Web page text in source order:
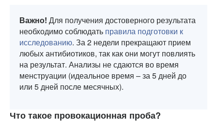
Важно! Для получения достоверного результата
необходимо соблюдать правила подготовки к
исследованию. За 2 недели прекращают прием
любых антибиотиков, так как они могут повлиять
на результат. Анализы не сдаются во время
менструации (идеальное время – за 5 дней до
или 5 дней после месячных).
Что такое провокационная проба?